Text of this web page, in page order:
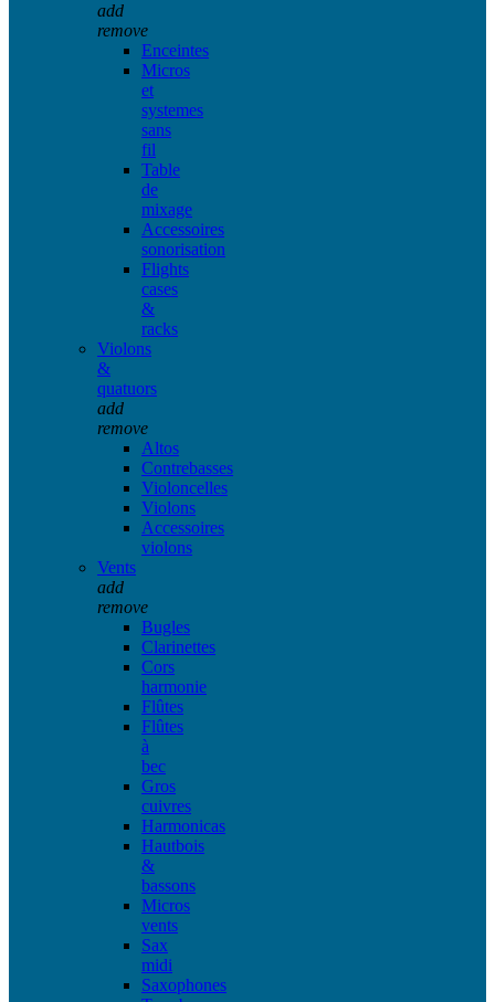
add
remove
Enceintes
Micros
et
systemes
sans
fil
Table
de
mixage
Accessoires
sonorisation
Flights
cases
&
racks
Violons
&
quatuors
add
remove
Altos
Contrebasses
Violoncelles
Violons
Accessoires
violons
Vents
add
remove
Bugles
Clarinettes
Cors
harmonie
Flûtes
Flûtes
à
bec
Gros
cuivres
Harmonicas
Hautbois
&
bassons
Micros
vents
Sax
midi
Saxophones